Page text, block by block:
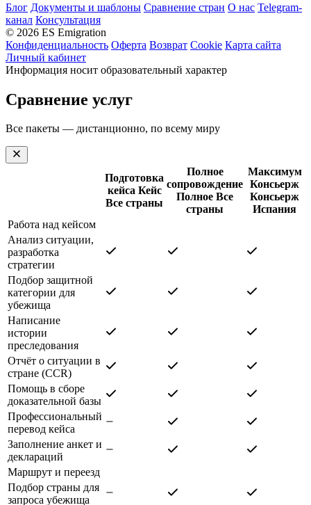
Блог Документы и шаблоны Сравнение стран О нас Telegram-
канал Консультация
© 2026 ES Emigration
Конфиденциальность Оферта Возврат Cookie Карта сайта
Личный кабинет
Информация носит образовательный характер
Сравнение услуг
Все пакеты — дистанционно, по всему миру
Подготовка
кейса Кейс
Все страны
Полное
сопровождение
Полное Все
страны
Максимум
Консьерж
Консьерж
Испания
Работа над кейсом
Анализ ситуации,
разработка
стратегии
Подбор защитной
категории для
убежища
Написание
истории
преследования
Отчёт о ситуации в
стране (CCR)
Помощь в сборе
доказательной базы
Профессиональный
перевод кейса
Заполнение анкет и
деклараций
Маршрут и переезд
Подбор страны для
запроса убежища